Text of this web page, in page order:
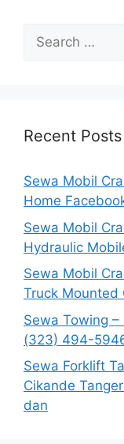
Search
for:
Recent Posts
Sewa Mobil
Home
Sewa Mobil
Hydraulic
Sewa Mobil
Truck Mounted
Sewa Towing
(323) 494-
Sewa Forklift
Cikande
dan